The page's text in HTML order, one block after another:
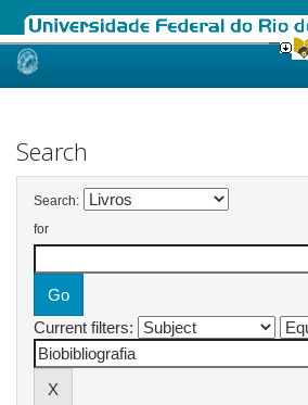
Skip
Search
Search:
for
Current filters: